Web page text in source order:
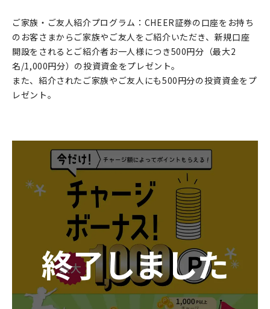
ご家族・ご友人紹介プログラム：CHEER証券の口座をお持ち
のお客さまからご家族やご友人をご紹介いただき、新規口座
開設をされるとご紹介者お一人様につき500円分（最大2
名/1,000円分）の投資資金をプレゼント。
また、紹介されたご家族やご友人にも500円分の投資資金をプ
レゼント。